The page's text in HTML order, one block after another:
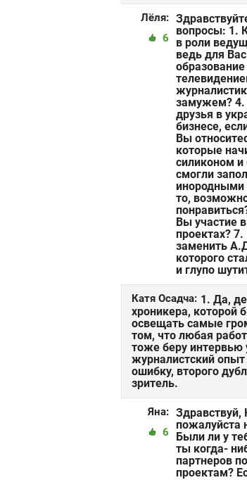
Лёля:
6
вопросы: 1.
в роли
ведь для
замужем? 4.
друзья в
бизнесе,
Вы
которые
силиконом
смогли
инородными
то,
Вы участие
проектах?
заменить
которого
и глупо
Катя Осадча: 1. Да,
хроникера, которой
освещать самые
том, что любая
тоже беру интервью
журналистский
ошибку, второго
зритель.
Яна:
6
Здравствуй,
пожалуйста
Были ли у
ты когда-
партнеров
проектам?